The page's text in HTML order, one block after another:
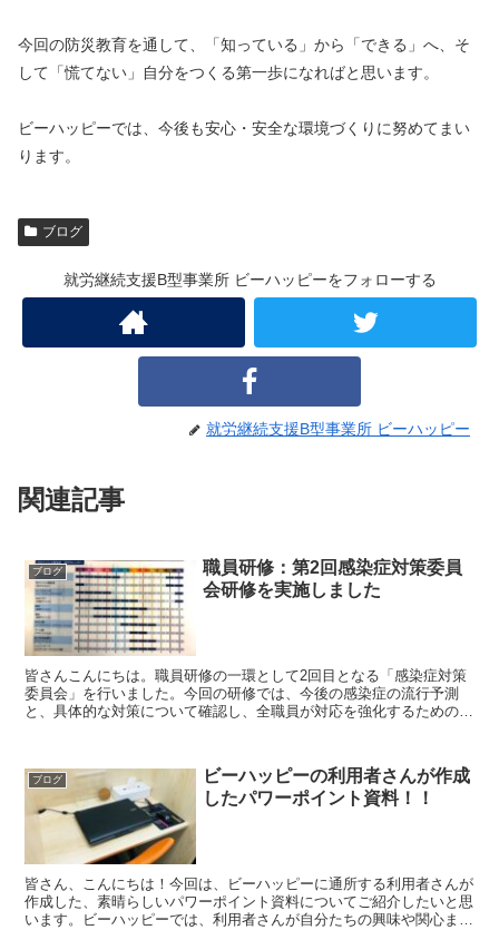
今回の防災教育を通して、「知っている」から「できる」へ、そ
して「慌てない」自分をつくる第一歩になればと思います。
ビーハッピーでは、今後も安心・安全な環境づくりに努めてまい
ります。
ブログ
就労継続支援B型事業所 ビーハッピーをフォローする
就労継続支援B型事業所 ビーハッピー
関連記事
ブログ
職員研修：第2回感染症対策委員
会研修を実施しました
皆さんこんにちは。職員研修の一環として2回目となる「感染症対策
委員会」を行いました。今回の研修では、今後の感染症の流行予測
と、具体的な対策について確認し、全職員が対応を強化するための知
ブログ
ビーハッピーの利用者さんが作成
したパワーポイント資料！！
皆さん、こんにちは！今回は、ビーハッピーに通所する利用者さんが
作成した、素晴らしいパワーポイント資料についてご紹介したいと思
います。ビーハッピーでは、利用者さんが自分たちの興味や関心また